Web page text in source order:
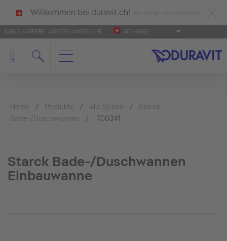
Willkommen bei duravit.ch!
deutsch als Ihre Sprache erkannt.
Français Italiano
JOBS & KARRIERE AUSSTELLUNGSSUCHE SCHWEIZ
Home Produkte Alle Serien
Starck
Bade-/Duschwannen
700341
Starck Bade-/Duschwannen
Einbauwanne